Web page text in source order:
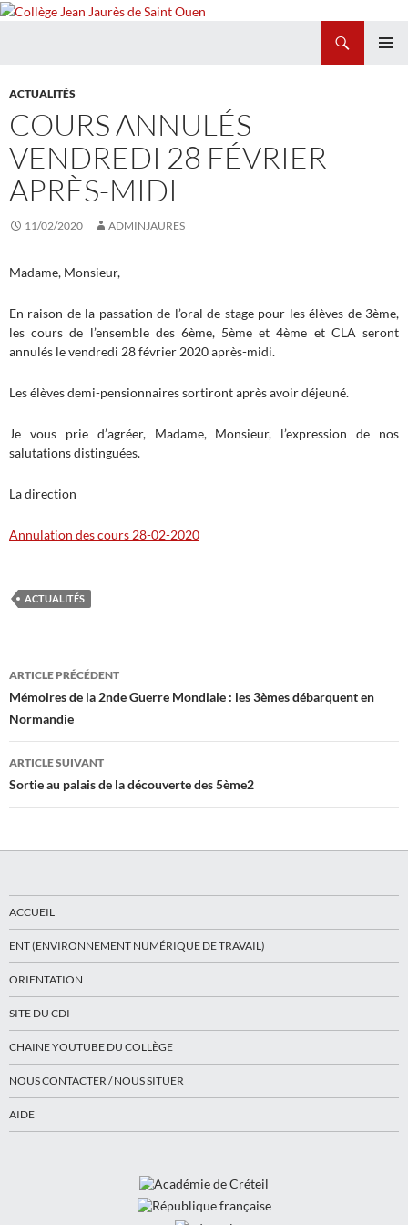
CONTENU
ACTUALITÉS
COURS ANNULÉS
VENDREDI 28 FÉVRIER
APRÈS-MIDI
11/02/2020 ADMINJAURES
Madame, Monsieur,
En raison de la passation de l’oral de stage pour les élèves de 3ème,
les cours de l’ensemble des 6ème, 5ème et 4ème et CLA seront
annulés le vendredi 28 février 2020 après-midi.
Les élèves demi-pensionnaires sortiront après avoir déjeuné.
Je vous prie d’agréer, Madame, Monsieur, l’expression de nos
salutations distinguées.
La direction
Annulation des cours 28-02-2020
ACTUALITÉS
Navigation
des
articles
ARTICLE PRÉCÉDENT
Mémoires de la 2nde Guerre Mondiale : les 3èmes débarquent en
Normandie
ARTICLE SUIVANT
Sortie au palais de la découverte des 5ème2
ACCUEIL
ENT (ENVIRONNEMENT NUMÉRIQUE DE TRAVAIL)
ORIENTATION
SITE DU CDI
CHAINE YOUTUBE DU COLLÈGE
NOUS CONTACTER / NOUS SITUER
AIDE